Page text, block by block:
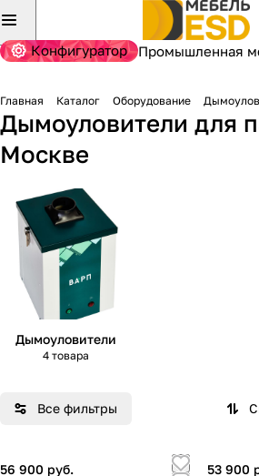
Конфигуратор Промышленная
Главная Каталог Оборудование
Дымоуловители для
Москве
Дымоуловители
4 товара
Все фильтры
56 900 руб.
53 900